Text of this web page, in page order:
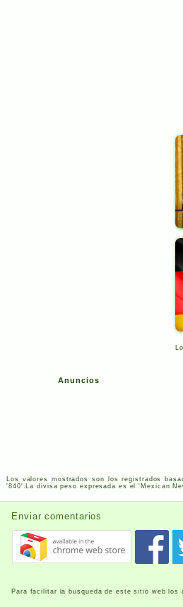
Anuncios
Los valores mostrados son los registrados
'840'.La divisa peso expresada es el 'Mexican
Enviar comentarios
Para facilitar la busqueda de este sitio web